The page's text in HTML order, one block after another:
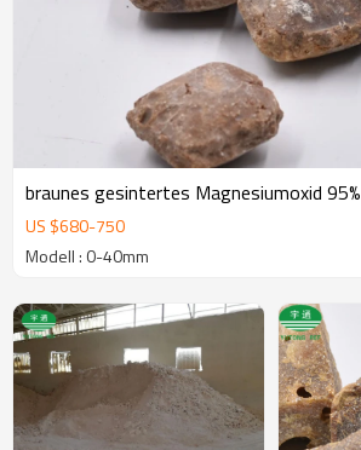
braunes gesintertes Magnesiumoxid 95%
US $680-750
Modell : 0-40mm